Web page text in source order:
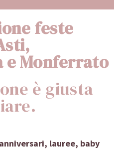
feste
e Monferrato
è giusta
lauree, baby